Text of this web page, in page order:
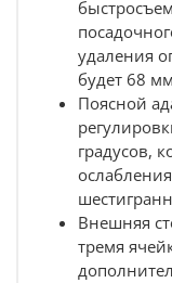
удаления
будет 68
Поясной
градусов,
Внешняя
тремя